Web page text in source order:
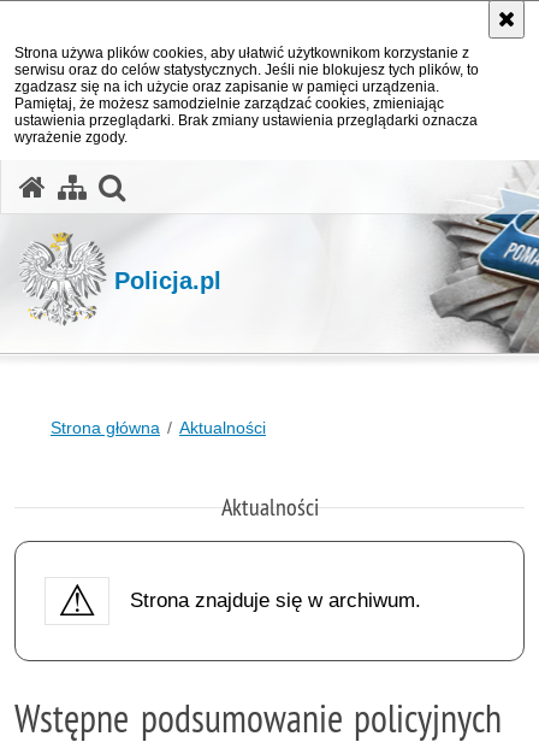
Strona używa plików cookies, aby ułatwić użytkownikom korzystanie z
serwisu oraz do celów statystycznych. Jeśli nie blokujesz tych plików, to
zgadzasz się na ich użycie oraz zapisanie w pamięci urządzenia.
Pamiętaj, że możesz samodzielnie zarządzać cookies, zmieniając
ustawienia przeglądarki. Brak zmiany ustawienia przeglądarki oznacza
wyrażenie zgody.
Policja.pl
Strona główna Aktualności
Aktualności
Strona znajduje się w archiwum.
Wstępne podsumowanie policyjnych